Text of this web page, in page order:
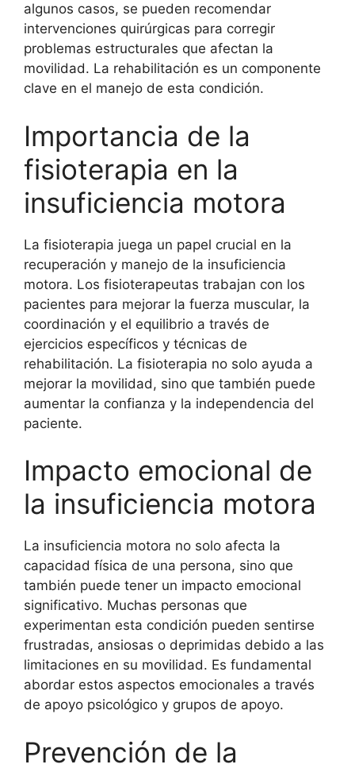
algunos casos, se pueden recomendar
intervenciones quirúrgicas para corregir
problemas estructurales que afectan la
movilidad. La rehabilitación es un componente
clave en el manejo de esta condición.
Importancia de la
fisioterapia en la
insuficiencia motora
La fisioterapia juega un papel crucial en la
recuperación y manejo de la insuficiencia
motora. Los fisioterapeutas trabajan con los
pacientes para mejorar la fuerza muscular, la
coordinación y el equilibrio a través de
ejercicios específicos y técnicas de
rehabilitación. La fisioterapia no solo ayuda a
mejorar la movilidad, sino que también puede
aumentar la confianza y la independencia del
paciente.
Impacto emocional de
la insuficiencia motora
La insuficiencia motora no solo afecta la
capacidad física de una persona, sino que
también puede tener un impacto emocional
significativo. Muchas personas que
experimentan esta condición pueden sentirse
frustradas, ansiosas o deprimidas debido a las
limitaciones en su movilidad. Es fundamental
abordar estos aspectos emocionales a través
de apoyo psicológico y grupos de apoyo.
Prevención de la